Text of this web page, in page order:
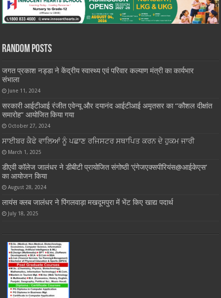
Random Posts
जगत प्रकाश नड्डा ने केंद्रीय स्वास्थ्य एवं परिवार कल्याण मंत्री का कार्यभार
संभाला
June 11, 2024
सरकारी आईटीआई रंजीत एवेन्यू और दयानंद आईटीआई अमृतसर का “कौशल दीक्षांत
समारोह” आयोजित किया गया
October 27, 2024
ਸਾਈਬਰ ਕੈਫੇ ਵਾਲਿਆਂ ਨੂੰ ਪਛਾਣ ਰਜਿਸਟਰ ਸਥਾਪਿਤ ਕਰਨ ਦੇ ਹੁਕਮ ਜਾਰੀ
March 1, 2025
डीएवी कॉलेज जालंधर ने डीबीटी प्रायोजित संगोष्ठी ‘एंगेजएक्सपीरियंस@आईकेएस’
का आयोजन किया
August 28, 2024
लायंस क्लब जालंधर ने पिंगलवाड़ा मखदूमपुरा में भेंट किए खाद्य पदार्थ
July 18, 2025